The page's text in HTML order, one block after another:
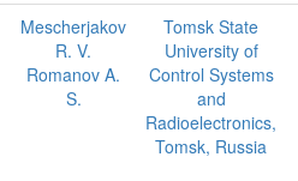
Mescherjakov
R. V.
Romanov A.
S.
Tomsk State
University of
Control Systems
and
Radioelectronics,
Tomsk, Russia